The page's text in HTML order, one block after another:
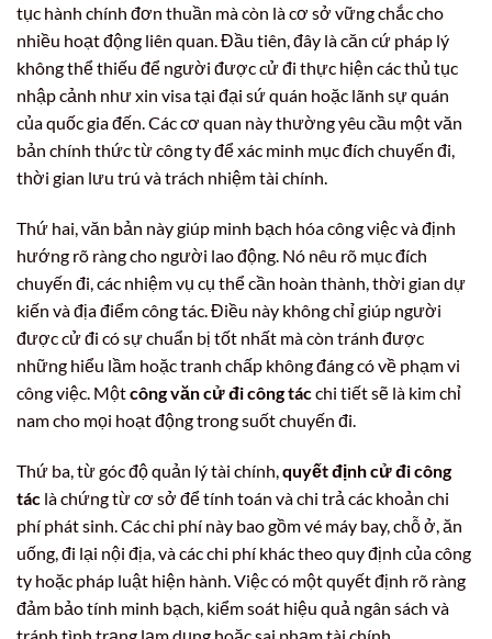
tục hành chính đơn thuần mà còn là cơ sở vững chắc cho
nhiều hoạt động liên quan. Đầu tiên, đây là căn cứ pháp lý
không thể thiếu để người được cử đi thực hiện các thủ tục
nhập cảnh như xin visa tại đại sứ quán hoặc lãnh sự quán
của quốc gia đến. Các cơ quan này thường yêu cầu một văn
bản chính thức từ công ty để xác minh mục đích chuyến đi,
thời gian lưu trú và trách nhiệm tài chính.
Thứ hai, văn bản này giúp minh bạch hóa công việc và định
hướng rõ ràng cho người lao động. Nó nêu rõ mục đích
chuyến đi, các nhiệm vụ cụ thể cần hoàn thành, thời gian dự
kiến và địa điểm công tác. Điều này không chỉ giúp người
được cử đi có sự chuẩn bị tốt nhất mà còn tránh được
những hiểu lầm hoặc tranh chấp không đáng có về phạm vi
công việc. Mộtcông văn cử đi công tácchi tiết sẽ là kim chỉ
nam cho mọi hoạt động trong suốt chuyến đi.
Thứ ba, từ góc độ quản lý tài chính, quyết định cử đi công
tác là chứng từ cơ sở để tính toán và chi trả các khoản chi
phí phát sinh. Các chi phí này bao gồm vé máy bay, chỗ ở, ăn
uống, đi lại nội địa, và các chi phí khác theo quy định của công
ty hoặc pháp luật hiện hành. Việc có một quyết định rõ ràng
đảm bảo tính minh bạch, kiểm soát hiệu quả ngân sách và
tránh tình trạng lạm dụng hoặc sai phạm tài chính.